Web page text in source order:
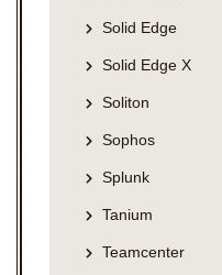
Solid Edge
Solid Edge X
Soliton
Sophos
Splunk
Tanium
Teamcenter